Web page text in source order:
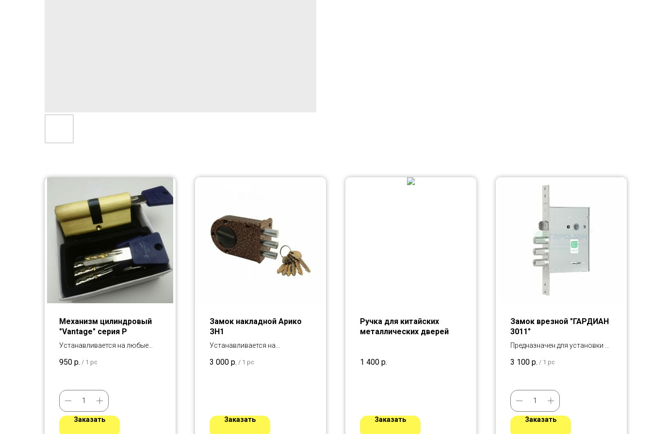
Механизм цилиндровый
"Vantage" серия P
Устанавливается на любые
950 р. / 1 pc
Заказать
Замок накладной Арико
ЗН1
Устанавливается на
3 000 р. / 1 pc
Заказать
Ручка для китайских
металлических дверей
1 400 р.
Заказать
Замок врезной "ГАРДИАН
3011"
Предназначен для установки в
сейфы.
3 100 р. / 1 pc
Заказать